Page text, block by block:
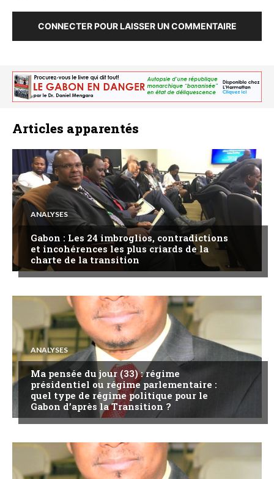
CONNECTER POUR LAISSER UN COMMENTAIRE
Articles apparentés
ANALYSES
Gabon : Les 24 imbroglios, contradictions
et incohérences les plus criards de la
charte de la transition
ANALYSES
Ma pensée du jour (33) : régime
présidentiel ou régime parlementaire :
quel type de régime politique pour le
Gabon d’après la Transition ?